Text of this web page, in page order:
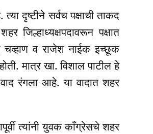
दृष्टीने सर्वच पक्षाची ताकद
जिल्हाध्यक्षपदावरून पक्षात
चव्हाण व राजेश नाईक इच्छूक
मात्र खा. विशाल पाटील हे
रंगला आहे. या वादात शहर
त्यांनी युवक काँग्रेसचे शहर